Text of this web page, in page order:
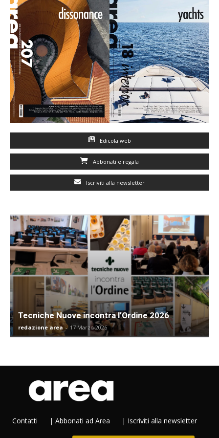
Edicola web
Abbonati e regala
Iscriviti alla newsletter
Tecniche Nuove incontra l’Ordine 2026
redazione area - 17 Marzo 2026
Contatti | Abbonati ad Area | Iscriviti alla newsletter